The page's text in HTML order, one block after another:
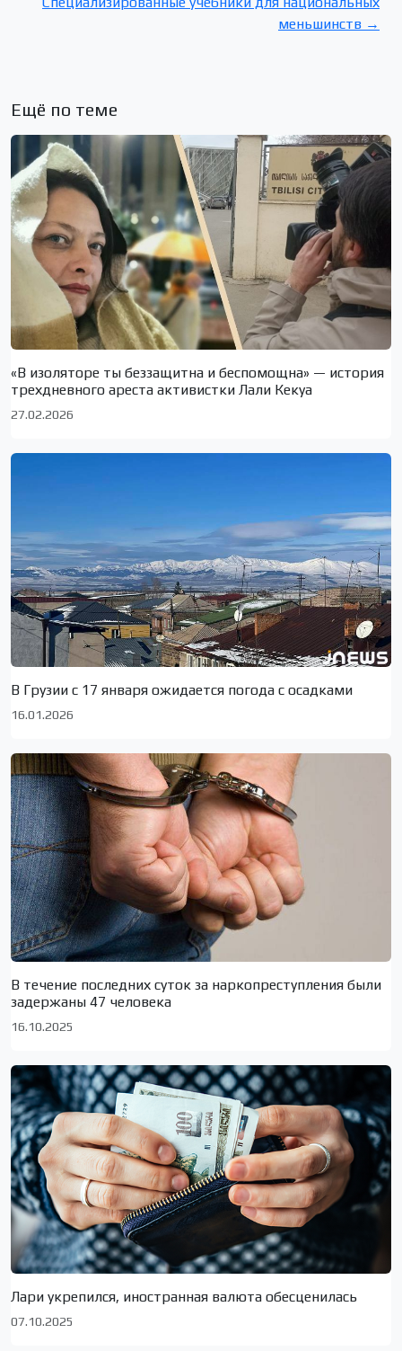
меньшинств →
Ещё по теме
«В изоляторе ты беззащитна и беспомощна» — история
трехдневного ареста активистки Лали Кекуа
27.02.2026
В Грузии с 17 января ожидается погода с осадками
16.01.2026
В течение последних суток за наркопреступления были
задержаны 47 человека
16.10.2025
Лари укрепился, иностранная валюта обесценилась
07.10.2025